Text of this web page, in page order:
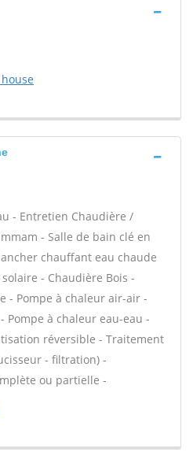
- Entretien Chaudière /
- Salle de bain clé en
chauffant eau chaude
- Chaudière Bois -
- Pompe à chaleur air-air -
Pompe à chaleur eau-eau -
réversible - Traitement
- filtration) -
ou partielle -